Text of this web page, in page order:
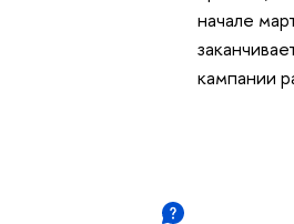
начале
кампании